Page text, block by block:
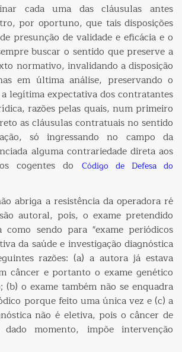
cada uma das cláusulas antes
por oportuno, que tais disposições
presunção de validade e eficácia e o
buscar o sentido que preserve a
normativo, invalidando a disposição
em última análise, preservando o
legítima expectativa dos contratantes
razões pelas quais, num primeiro
as cláusulas contratuais no sentido
só ingressando no campo da
alguma contrariedade direta aos
cogentes do Código de Defesa do
abriga a resistência da operadora ré
autoral, pois, o exame pretendido
como sendo para "exame periódicos
da saúde e investigação diagnóstica
razões: (a) a autora já estava
câncer e portanto o exame genético
(b) o exame também não se enquadra
porque feito uma única vez e (c) a
não é eletiva, pois o câncer de
momento, impõe intervenção